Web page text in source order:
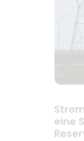
eine